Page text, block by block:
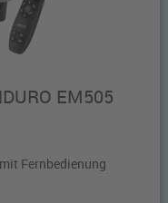
EM505
Fernbedienung